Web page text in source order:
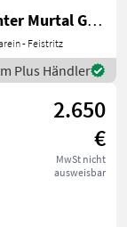
Steyr Center Murtal GmbH
- Feistritz
Plus Händler
2.650
€
MwSt nicht
ausweisbar